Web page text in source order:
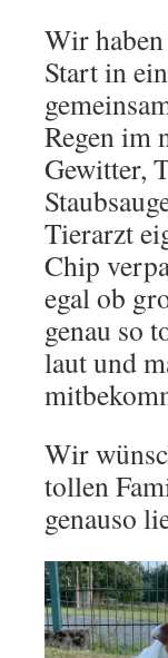
Wir
Start in
Regen im
Gewitter,
Tierarzt
Chip
egal ob
genau so
laut und
Wir
tollen
genauso